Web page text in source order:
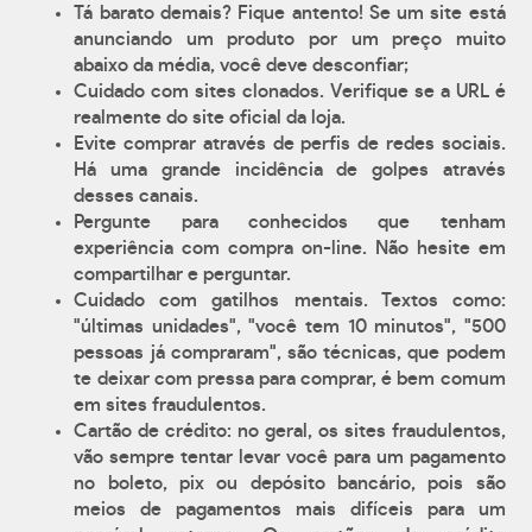
Tá barato demais? Fique antento! Se um site está
anunciando um produto por um preço muito
abaixo da média, você deve desconfiar;
Cuidado com sites clonados. Verifique se a URL é
realmente do site oficial da loja.
Evite comprar através de perfis de redes sociais.
Há uma grande incidência de golpes através
desses canais.
Pergunte para conhecidos que tenham
experiência com compra on-line. Não hesite em
compartilhar e perguntar.
Cuidado com gatilhos mentais. Textos como:
"últimas unidades", "você tem 10 minutos", "500
pessoas já compraram", são técnicas, que podem
te deixar com pressa para comprar, é bem comum
em sites fraudulentos.
Cartão de crédito: no geral, os sites fraudulentos,
vão sempre tentar levar você para um pagamento
no boleto, pix ou depósito bancário, pois são
meios de pagamentos mais difíceis para um